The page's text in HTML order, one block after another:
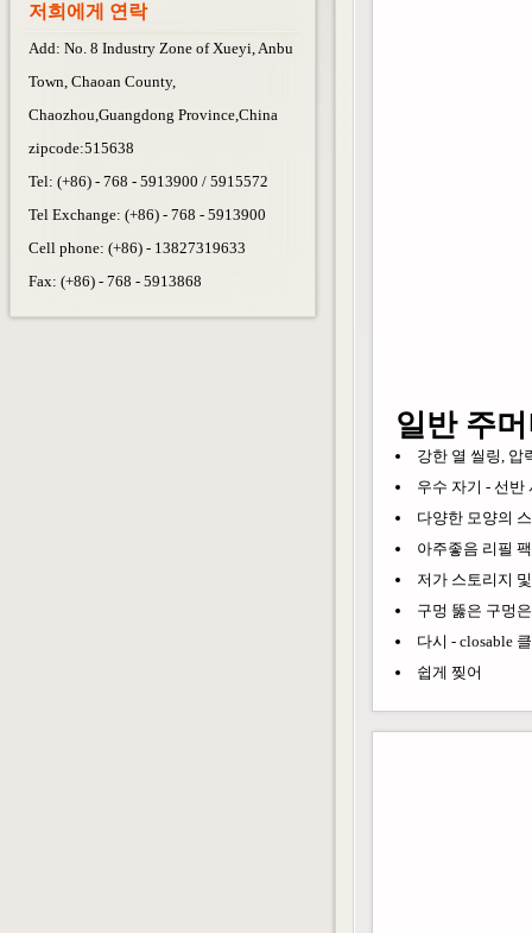
일반 주
강한 열 씰링, 압
우수 자기 - 선반
다양한 모양의
아주좋음 리필
저가 스토리지
구멍 뚫은 구멍
다시 - closable
쉽게 찢어
저희에게 연락
Add: No. 8 Industry Zone of Xueyi, Anbu
Town, Chaoan County,
Chaozhou,Guangdong Province,China
zipcode:515638
Tel: (+86) - 768 - 5913900 / 5915572
Tel Exchange: (+86) - 768 - 5913900
Cell phone: (+86) - 13827319633
Fax: (+86) - 768 - 5913868